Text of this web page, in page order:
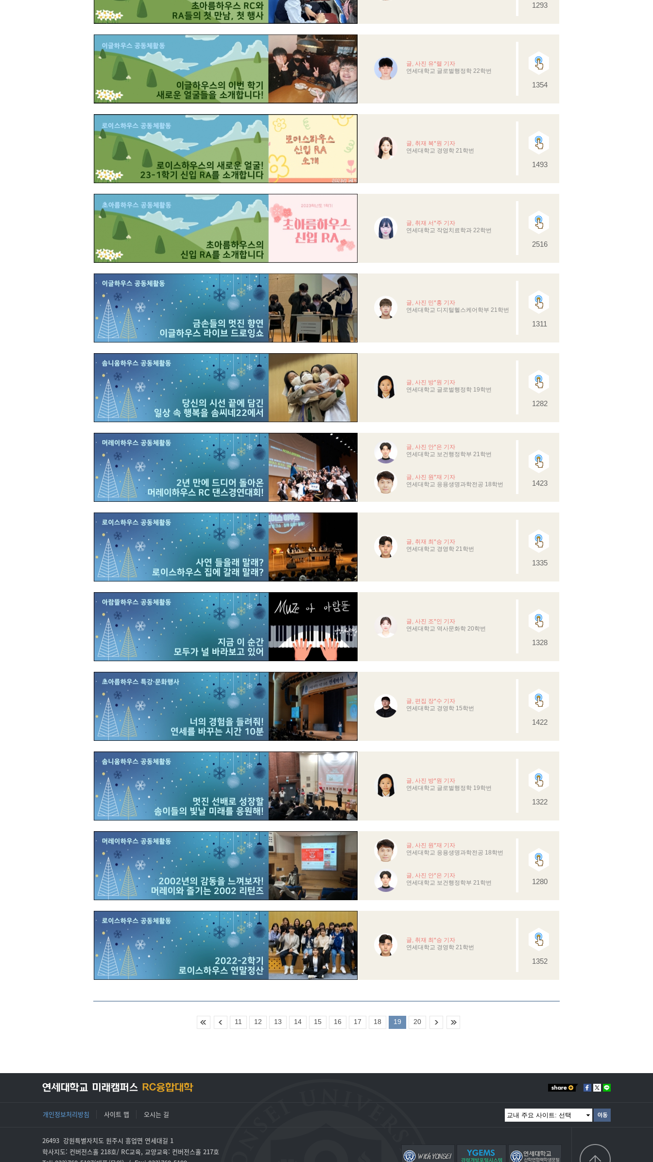
1293
글, 사진 유*렬 기자
연세대학교 글로벌행정학 22학번
1354
글, 취재 복*원 기자
연세대학교 경영학 21학번
1493
글, 취재 서*주 기자
연세대학교 작업치료학과 22학번
2516
글, 사진 민*홍 기자
연세대학교 디지털헬스케어학부 21학번
1311
글, 사진 방*원 기자
연세대학교 글로벌행정학 19학번
1282
글, 사진 안*은 기자
연세대학교 보건행정학부 21학번
글, 사진 원*재 기자
연세대학교 응용생명과학전공 18학번
1423
글, 취재 최*승 기자
연세대학교 경영학 21학번
1335
글, 사진 조*인 기자
연세대학교 역사문화학 20학번
1328
글, 편집 장*수 기자
연세대학교 경영학 15학번
1422
글, 사진 방*원 기자
연세대학교 글로벌행정학 19학번
1322
글, 사진 원*재 기자
연세대학교 응용생명과학전공 18학번
글, 사진 안*은 기자
연세대학교 보건행정학부 21학번
1280
글, 취재 최*승 기자
연세대학교 경영학 21학번
1352
11 12 13 14 15 16 17 18 19 20
개인정보처리방침 사이트 맵 오시는 길
26493 강원특별자치도 원주시 흥업면 연세대길 1
학사지도: 컨버전스홀 218호/ RC교육, 교양교육: 컨버전스홀 217호